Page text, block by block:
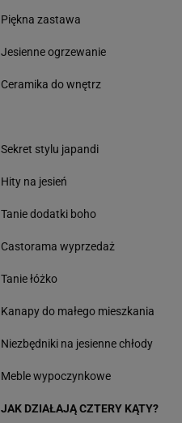
Piękna zastawa
Jesienne ogrzewanie
Ceramika do wnętrz
Sekret stylu japandi
Hity na jesień
Tanie dodatki boho
Castorama wyprzedaż
Tanie łóżko
Kanapy do małego mieszkania
Niezbędniki na jesienne chłody
Meble wypoczynkowe
JAK DZIAŁAJĄ CZTERY KĄTY?